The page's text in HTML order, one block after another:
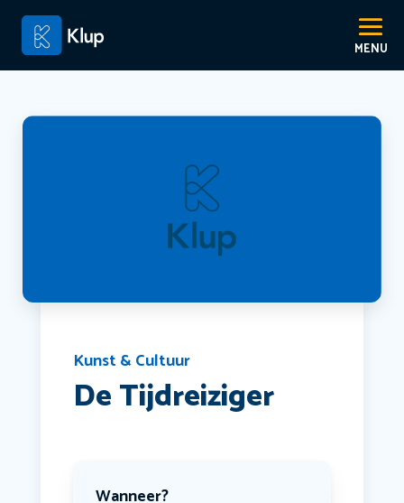
Kunst & Cultuur
De Tijdreiziger
Wanneer?